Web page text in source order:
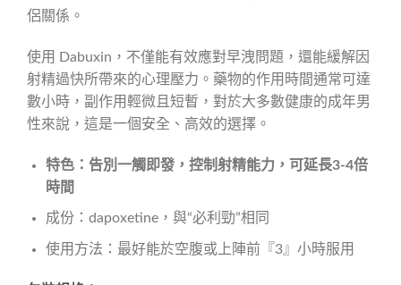
侶關係。
使用 Dabuxin，不僅能有效應對早洩問題，還能緩解因
射精過快所帶來的心理壓力。藥物的作用時間通常可達
數小時，副作用輕微且短暫，對於大多數健康的成年男
性來說，這是一個安全、高效的選擇。
特色：告別一觸即發，控制射精能力，可延長3-4倍
時間
成份：dapoxetine，與“必利勁”相同
使用方法：最好能於空腹或上陣前『3』小時服用